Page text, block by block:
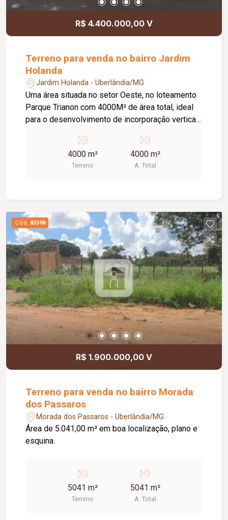
R$ 4.400.000,00 V
Terreno para venda no bairro Jardim
Holanda
Jardim Holanda - Uberlândia/MG
Uma área situada no setor Oeste, no loteamento
Parque Trianon com 4000M² de área total, ideal
para o desenvolvimento de incorporação vertical
fachada completamente fechada com bloco
estrutural e um portão, ao lado de dois
condomínios residenciais já concluídos e bem
4000 m²
Terreno
4000 m²
A. Total
Cód. 83398
R$ 1.900.000,00 V
Terreno para venda no bairro Morada
dos Passaros
Morada dos Passaros - Uberlândia/MG
Área de 5.041,00 m² em boa localização, plano e
esquina.
5041 m²
Terreno
5041 m²
A. Total